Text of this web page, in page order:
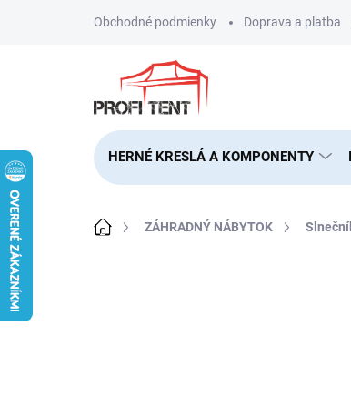
Obchodné podmienky Doprava a platba
HERNÉ KRESLÁ A KOMPONENTY
DomovZÁHRADNÝ NÁBYTOK